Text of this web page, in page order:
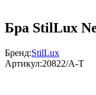
Бра StilLux
Бренд:StilLux
Артикул:20822/A-T